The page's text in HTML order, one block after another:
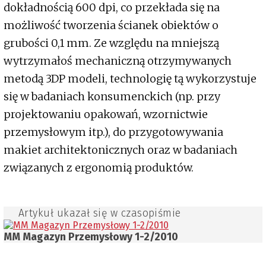
dokładnością 600 dpi, co przekłada się na
możliwość tworzenia ścianek obiektów o
grubości 0,1 mm. Ze względu na mniejszą
wytrzymałoś mechaniczną otrzymywanych
metodą 3DP modeli, technologię tą wykorzystuje
się w badaniach konsumenckich (np. przy
projektowaniu opakowań, wzornictwie
przemysłowym itp.), do przygotowywania
makiet architektonicznych oraz w badaniach
związanych z ergonomią produktów.
Artykuł ukazał się w czasopiśmie
MM Magazyn Przemysłowy 1-2/2010